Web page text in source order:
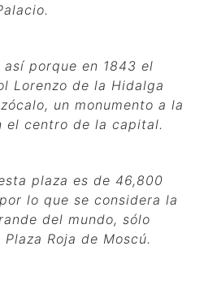
porque en 1843 el
Lorenzo de la Hidalga
un monumento a la
el centro de la capital.
plaza es de 46,800
lo que se considera la
del mundo, sólo
Roja de Moscú.